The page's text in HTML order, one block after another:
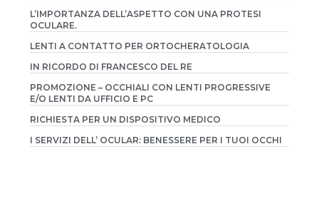
L’IMPORTANZA DELL’ASPETTO CON UNA PROTESI
OCULARE.
LENTI A CONTATTO PER ORTOCHERATOLOGIA
IN RICORDO DI FRANCESCO DEL RE
PROMOZIONE – OCCHIALI CON LENTI PROGRESSIVE
E/O LENTI DA UFFICIO E PC
RICHIESTA PER UN DISPOSITIVO MEDICO
I SERVIZI DELL’ OCULAR: BENESSERE PER I TUOI OCCHI